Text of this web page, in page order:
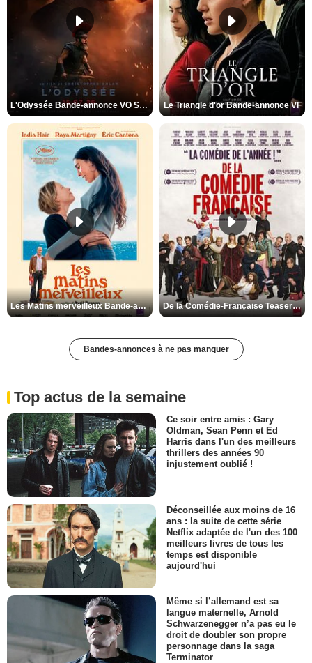
L'Odyssée Bande-annonce VO STFR Le Triangle d'or Bande-annonce VF
Les Matins merveilleux Bande-annonce VF De la Comédie-Française Teaser VF
Bandes-annonces à ne pas manquer
Top actus de la semaine
Ce soir entre amis : Gary
Oldman, Sean Penn et Ed
Harris dans l'un des meilleurs
thrillers des années 90
injustement oublié !
Déconseillée aux moins de 16
ans : la suite de cette série
Netflix adaptée de l'un des 100
meilleurs livres de tous les
temps est disponible
aujourd'hui
Même si l’allemand est sa
langue maternelle, Arnold
Schwarzenegger n’a pas eu le
droit de doubler son propre
personnage dans la saga
Terminator